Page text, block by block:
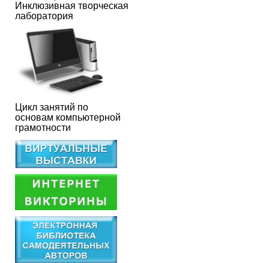
Инклюзивная творческая
лаборатория
Цикл занятий по
основам компьютерной
грамотности